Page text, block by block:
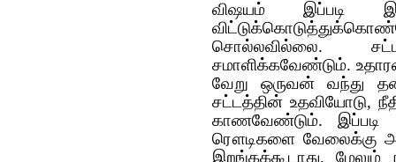
விஷயம் இப்படி
சொல்லவில்லை.
சமாளிக்கவேண்டும்.
வேறு ஒருவன் வந்து
சட்டத்தின் உதவியோடு,
காணவேண்டும். இப்படி
ரௌடிகளை வேலைக்கு
இறங்கக்கூடாது.